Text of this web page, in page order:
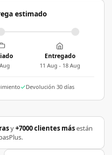
estimado
Entregado
11 Aug - 18 Aug
Devolución 30 días
y+7000 clientes másestán